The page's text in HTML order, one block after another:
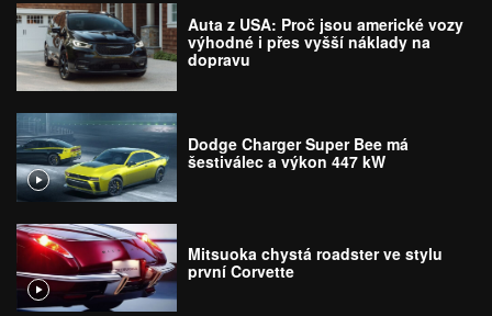
Auta z USA: Proč jsou americké vozy
výhodné i přes vyšší náklady na
dopravu
Dodge Charger Super Bee má
šestiválec a výkon 447 kW
Mitsuoka chystá roadster ve stylu
první Corvette